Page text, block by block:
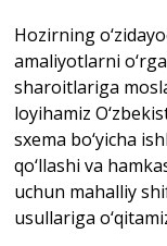
Hozirning
amaliyotlarni
sharoitlariga
loyihamiz
sxema bo‘yicha
qo‘llashi va
uchun mahalliy
usullariga